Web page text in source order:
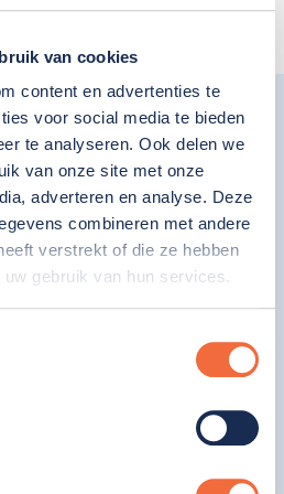
van cookies
content en advertenties te
voor social media te bieden
te analyseren. Ook delen we
van onze site met onze
adverteren en analyse. Deze
combineren met andere
verstrekt of die ze hebben
gebruik van hun services.
is gevestigd in boerderij
een woonwijk, in